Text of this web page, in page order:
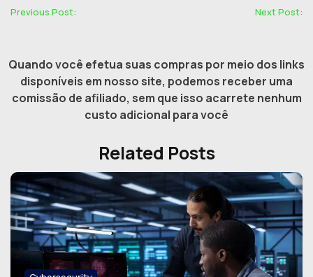
Previous Post: Next Post:
Quando você efetua suas compras por meio dos links
disponíveis em nosso site, podemos receber uma
comissão de afiliado, sem que isso acarrete nenhum
custo adicional para você
Related Posts